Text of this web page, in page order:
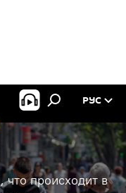
РУС
что происходит в